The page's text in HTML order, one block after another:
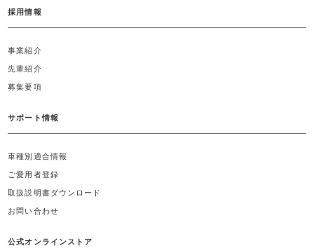
採用情報
事業紹介
先輩紹介
募集要項
サポート情報
車種別適合情報
ご愛用者登録
取扱説明書ダウンロード
お問い合わせ
公式オンラインストア